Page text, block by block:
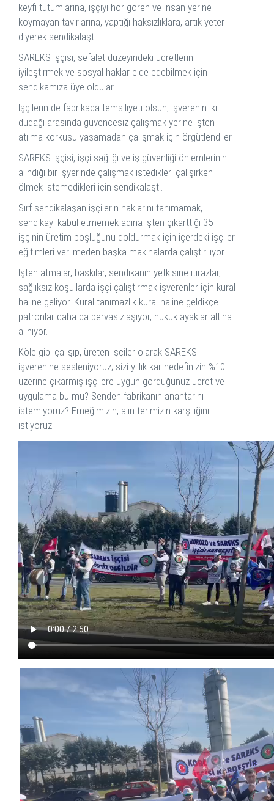
keyfi tutumlarına, işçiyi hor gören ve insan yerine
koymayan tavırlarına, yaptığı haksızlıklara, artık yeter
diyerek sendikalaştı.
SAREKS işçisi, sefalet düzeyindeki ücretlerini
iyileştirmek ve sosyal haklar elde edebilmek için
sendikamıza üye oldular.
İşçilerin de fabrikada temsiliyeti olsun, işverenin iki
dudağı arasında güvencesiz çalışmak yerine işten
atılma korkusu yaşamadan çalışmak için örgütlendiler.
SAREKS işçisi, işçi sağlığı ve iş güvenliği önlemlerinin
alındığı bir işyerinde çalışmak istedikleri çalışırken
ölmek istemedikleri için sendikalaştı.
Sırf sendikalaşan işçilerin haklarını tanımamak,
sendikayı kabul etmemek adına işten çıkarttığı 35
işçinin üretim boşluğunu doldurmak için içerdeki işçiler
eğitimleri verilmeden başka makinalarda çalıştırılıyor.
İşten atmalar, baskılar, sendikanın yetkisine itirazlar,
sağlıksız koşullarda işçi çalıştırmak işverenler için kural
haline geliyor. Kural tanımazlık kural haline geldikçe
patronlar daha da pervasızlaşıyor, hukuk ayaklar altına
alınıyor.
Köle gibi çalışıp, üreten işçiler olarak SAREKS
işverenine sesleniyoruz; sizi yıllık kar hedefinizin %10
üzerine çıkarmış işçilere uygun gördüğünüz ücret ve
uygulama bu mu? Senden fabrikanın anahtarını
istemiyoruz? Emeğimizin, alın terimizin karşılığını
istiyoruz.